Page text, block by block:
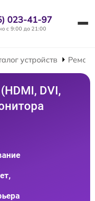
023-41-97
с 9:00 до 21:00
устройств
DVI,